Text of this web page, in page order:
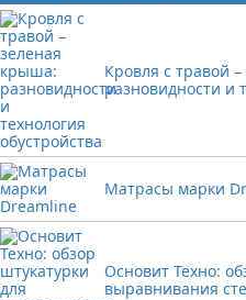
Кровля с травой
разновидности и
Матрасы марки
Основит Техно:
выравнивания